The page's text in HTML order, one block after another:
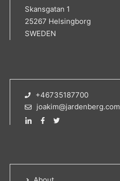
Skansgatan 1
25267 Helsingborg
SWEDEN
+46735187700
joakim@jardenberg.com